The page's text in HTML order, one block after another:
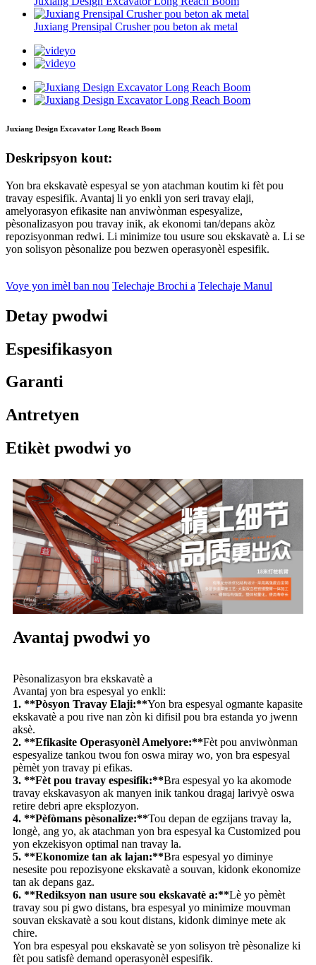
Juxiang Prensipal Crusher pou beton ak metal
Juxiang Design Excavator Long Reach Boom
Deskripsyon kout:
Yon bra ekskavatè espesyal se yon atachman koutim ki fèt pou
travay espesifik. Avantaj li yo enkli yon seri travay elaji,
amelyorasyon efikasite nan anviwònman espesyalize,
pèsonalizasyon pou travay inik, ak ekonomi tan/depans akòz
repozisyonman redwi. Li minimize tou usure sou ekskavatè a. Li se
yon solisyon pèsonalize pou bezwen operasyonèl espesifik.
Voye yon imèl ban nou Telechaje Brochi a Telechaje Manul
Detay pwodwi
Espesifikasyon
Garanti
Antretyen
Etikèt pwodwi yo
Avantaj pwodwi yo
Pèsonalizasyon bra ekskavatè a
Avantaj yon bra espesyal yo enkli:
1. **Pòsyon Travay Elaji:**Yon bra espesyal ogmante kapasite
ekskavatè a pou rive nan zòn ki difisil pou bra estanda yo jwenn
aksè.
2. **Efikasite Operasyonèl Amelyore:**Fèt pou anviwònman
espesyalize tankou twou fon oswa miray wo, yon bra espesyal
pèmèt yon travay pi efikas.
3. **Fèt pou travay espesifik:**Bra espesyal yo ka akomode
travay ekskavasyon ak manyen inik tankou dragaj larivyè oswa
retire debri apre eksplozyon.
4. **Pèfòmans pèsonalize:**Tou depan de egzijans travay la,
longè, ang yo, ak atachman yon bra espesyal ka Customized pou
yon ekzekisyon optimal nan travay la.
5. **Ekonomize tan ak lajan:**Bra espesyal yo diminye
nesesite pou repozisyone ekskavatè a souvan, kidonk ekonomize
tan ak depans gaz.
6. **Rediksyon nan usure sou ekskavatè a:**Lè yo pèmèt
travay sou pi gwo distans, bra espesyal yo minimize mouvman
souvan ekskavatè a sou kout distans, kidonk diminye mete ak
chire.
Yon bra espesyal pou ekskavatè se yon solisyon trè pèsonalize ki
fèt pou satisfè demand operasyonèl espesifik.